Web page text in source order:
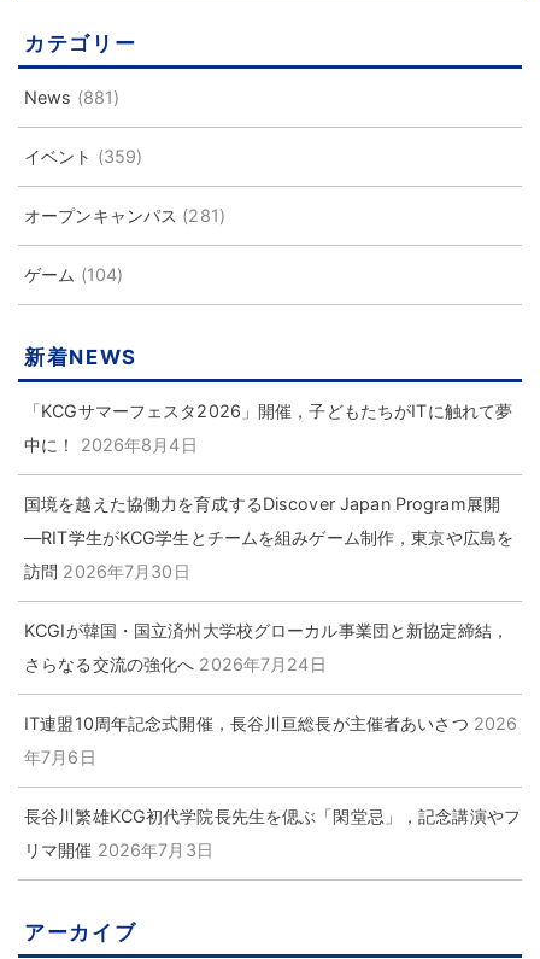
カテゴリー
News (881)
イベント (359)
オープンキャンパス (281)
ゲーム (104)
新着NEWS
「KCGサマーフェスタ2026」開催，子どもたちがITに触れて夢
中に！
2026年8月4日
国境を越えた協働力を育成するDiscover Japan Program展開
―RIT学生がKCG学生とチームを組みゲーム制作，東京や広島を
訪問 2026年7月30日
KCGIが韓国・国立済州大学校グローカル事業団と新協定締結，
さらなる交流の強化へ 2026年7月24日
IT連盟10周年記念式開催，長谷川亘総長が主催者あいさつ 2026
年7月6日
長谷川繁雄KCG初代学院長先生を偲ぶ「閑堂忌」，記念講演やフ
リマ開催 2026年7月3日
アーカイブ